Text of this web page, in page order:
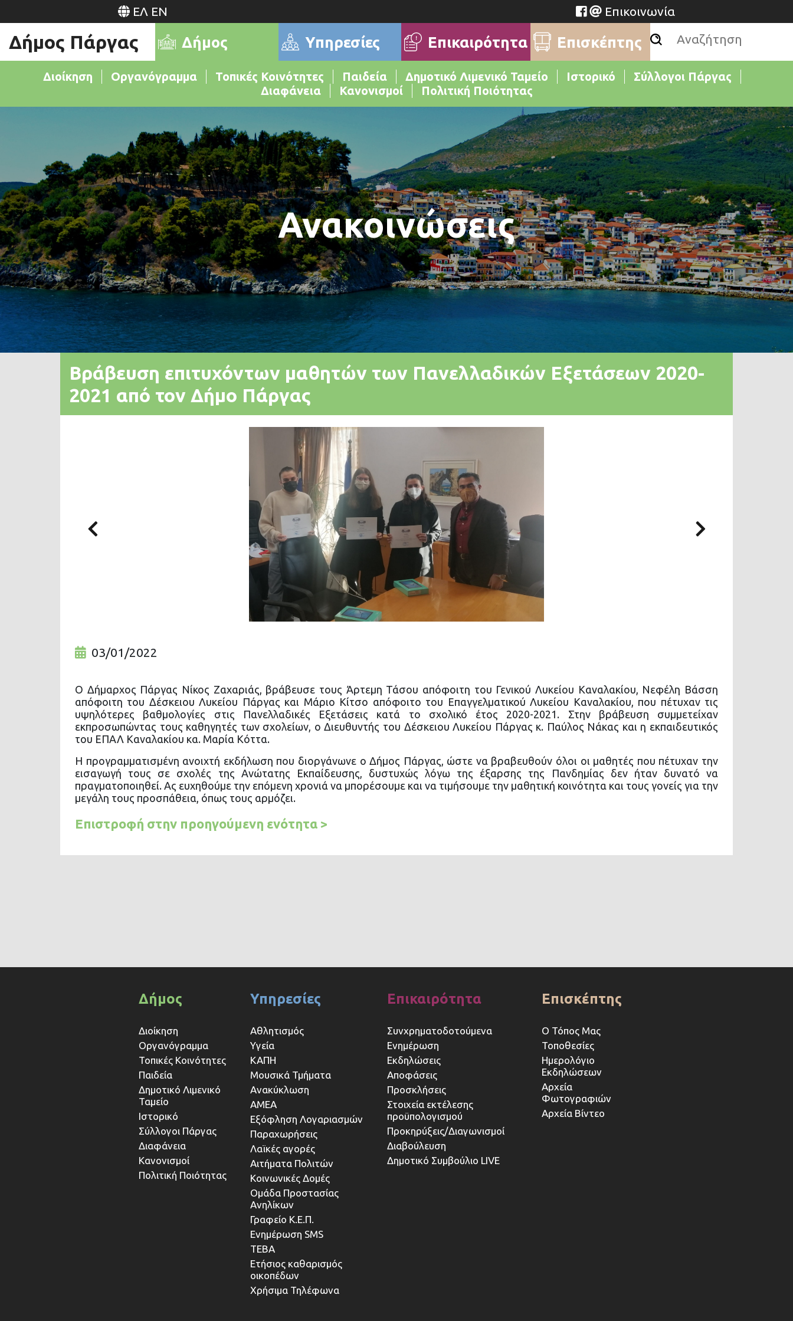
ΕΛ EN Επικοινωνία
Δήμος Πάργας Δήμος
Διοίκηση Οργανόγραμμα Τοπικές Κοινότητες Παιδεία Δημοτικό Λιμενικό Ταμείο Ιστορικό
Σύλλογοι Πάργας
Διαφάνεια
Κανονισμοί Πολιτική Ποιότητας
Υπηρεσίες Επικαιρότητα Επισκέπτης
Ανακοινώσεις
Βράβευση επιτυχόντων μαθητών των Πανελλαδικών Εξετάσεων 2020-
2021 από τον Δήμο Πάργας
Previous Next
03/01/2022
Ο Δήμαρχος Πάργας Νίκος Ζαχαριάς, βράβευσε τους Άρτεμη Τάσου απόφοιτη του Γενικού Λυκείου Καναλακίου, Νεφέλη Βάσση
απόφοιτη του Δέσκειου Λυκείου Πάργας και Μάριο Κίτσο απόφοιτο του Επαγγελματικού Λυκείου Καναλακίου, που πέτυχαν τις
υψηλότερες βαθμολογίες στις Πανελλαδικές Εξετάσεις κατά το σχολικό έτος 2020-2021. Στην βράβευση συμμετείχαν
εκπροσωπώντας τους καθηγητές των σχολείων, ο Διευθυντής του Δέσκειου Λυκείου Πάργας κ. Παύλος Νάκας και η εκπαιδευτικός
του ΕΠΑΛ Καναλακίου κα. Μαρία Κόττα.
Η προγραμματισμένη ανοιχτή εκδήλωση που διοργάνωνε ο Δήμος Πάργας, ώστε να βραβευθούν όλοι οι μαθητές που πέτυχαν την
εισαγωγή τους σε σχολές της Ανώτατης Εκπαίδευσης, δυστυχώς λόγω της έξαρσης της Πανδημίας δεν ήταν δυνατό να
πραγματοποιηθεί. Ας ευχηθούμε την επόμενη χρονιά να μπορέσουμε και να τιμήσουμε την μαθητική κοινότητα και τους γονείς για την
μεγάλη τους προσπάθεια, όπως τους αρμόζει.
Επιστροφή στην προηγούμενη ενότητα >
Δήμος
Διοίκηση
Οργανόγραμμα
Τοπικές Κοινότητες
Παιδεία
Δημοτικό Λιμενικό
Ταμείο
Ιστορικό
Σύλλογοι Πάργας
Διαφάνεια
Κανονισμοί
Πολιτική Ποιότητας
Υπηρεσίες
Αθλητισμός
Υγεία
ΚΑΠΗ
Μουσικά Τμήματα
Ανακύκλωση
ΑΜΕΑ
Εξόφληση Λογαριασμών
Παραχωρήσεις
Λαϊκές αγορές
Αιτήματα Πολιτών
Κοινωνικές Δομές
Ομάδα Προστασίας
Ανηλίκων
Γραφείο Κ.Ε.Π.
Ενημέρωση SMS
ΤΕΒΑ
Ετήσιος καθαρισμός
οικοπέδων
Χρήσιμα Τηλέφωνα
Επικαιρότητα
Συνχρηματοδοτούμενα
Ενημέρωση
Εκδηλώσεις
Αποφάσεις
Προσκλήσεις
Στοιχεία εκτέλεσης
προϋπολογισμού
Προκηρύξεις/Διαγωνισμοί
Διαβούλευση
Δημοτικό Συμβούλιο LIVE
Επισκέπτης
Ο Τόπος Μας
Τοποθεσίες
Ημερολόγιο
Εκδηλώσεων
Αρχεία
Φωτογραφιών
Αρχεία Βίντεο